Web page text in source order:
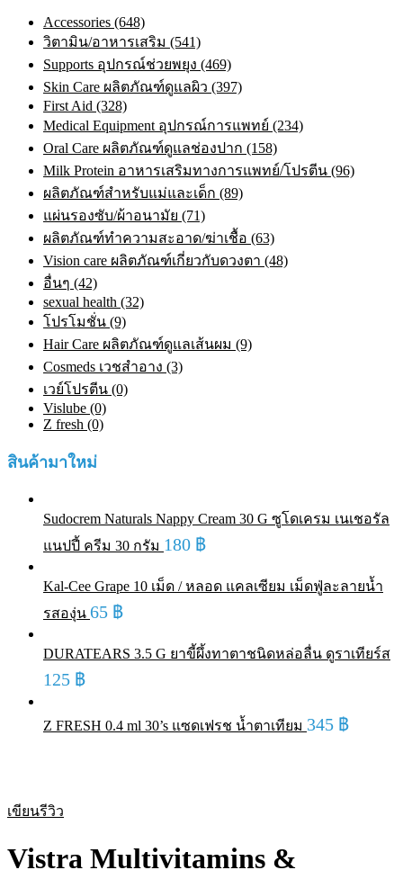
Accessories (648)
วิตามิน/อาหารเสริม (541)
Supports อุปกรณ์ช่วยพยุง (469)
Skin Care ผลิตภัณฑ์ดูแลผิว (397)
First Aid (328)
Medical Equipment อุปกรณ์การแพทย์ (234)
Oral Care ผลิตภัณฑ์ดูแลช่องปาก (158)
Milk Protein อาหารเสริมทางการแพทย์/โปรตีน (96)
ผลิตภัณฑ์สำหรับแม่และเด็ก (89)
แผ่นรองซับ/ผ้าอนามัย (71)
ผลิตภัณฑ์ทําความสะอาด/ฆ่าเชื้อ (63)
Vision care ผลิตภัณฑ์เกี่ยวกับดวงตา (48)
อื่นๆ (42)
sexual health (32)
โปรโมชั่น (9)
Hair Care ผลิตภัณฑ์ดูแลเส้นผม (9)
Cosmeds เวชสําอาง (3)
เวย์โปรตีน (0)
Vislube (0)
Z fresh (0)
สินค้ามาใหม่
Sudocrem Naturals Nappy Cream 30 G ซูโดเครม เนเชอรัล
แนปปี้ ครีม 30 กรัม 180 ฿
Kal-Cee Grape 10 เม็ด / หลอด แคลเซียม เม็ดฟู่ละลายน้ำ
รสองุ่น 65 ฿
DURATEARS 3.5 G ยาขี้ผึ้งทาตาชนิดหล่อลื่น ดูราเทียร์ส
125 ฿
Z FRESH 0.4 ml 30’s แซดเฟรช น้ำตาเทียม 345 ฿
เขียนรีวิว
Vistra Multivitamins &